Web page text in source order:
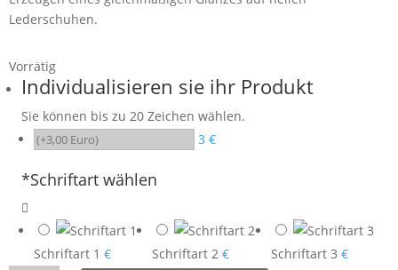
Lederschuhen.
Vorrätig
Individualisieren sie ihr Produkt
Sie können bis zu 20 Zeichen wählen.
3 €
*Schriftart wählen
Schriftart 1 € Schriftart 2 € Schriftart 3 €